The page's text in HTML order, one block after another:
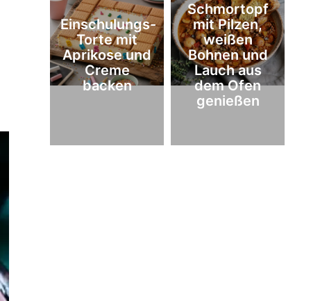
Einschulungs-
Torte mit
Aprikose und
Creme
backen
Schmortopf
mit Pilzen,
weißen
Bohnen und
Lauch aus
dem Ofen
genießen